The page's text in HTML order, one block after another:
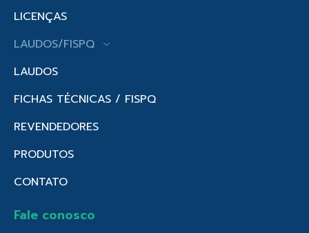
LICENÇAS
LAUDOS/FISPQ
LAUDOS
FICHAS TÉCNICAS / FISPQ
REVENDEDORES
PRODUTOS
CONTATO
Fale conosco